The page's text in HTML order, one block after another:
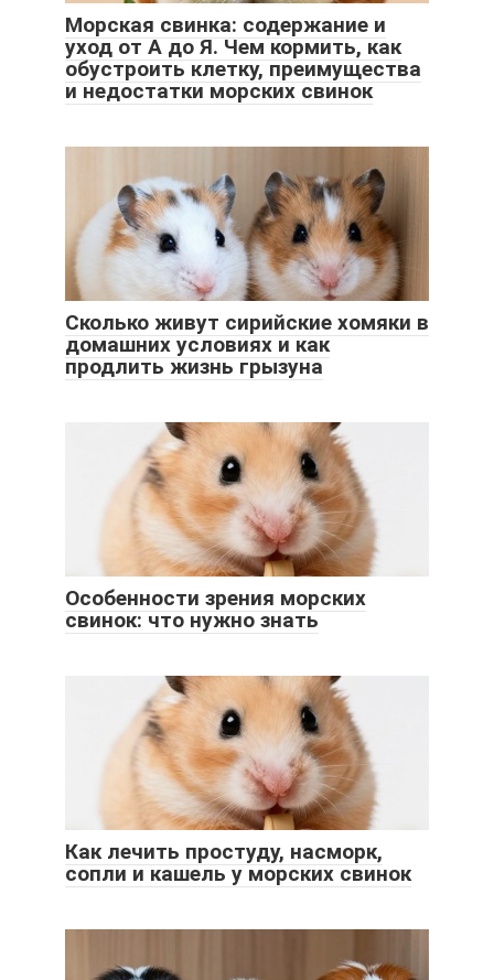
Морская свинка: содержание и
уход от А до Я. Чем кормить, как
обустроить клетку, преимущества
и недостатки морских свинок
Сколько живут сирийские хомяки в
домашних условиях и как
продлить жизнь грызуна
Особенности зрения морских
свинок: что нужно знать
Как лечить простуду, насморк,
сопли и кашель у морских свинок